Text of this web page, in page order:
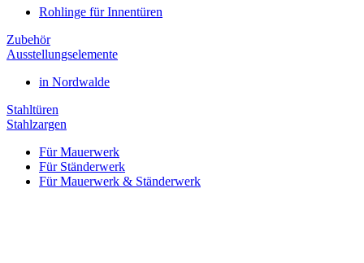
Rohlinge für Innentüren
Zubehör
Ausstellungselemente
in Nordwalde
Stahltüren
Stahlzargen
Für Mauerwerk
Für Ständerwerk
Für Mauerwerk & Ständerwerk